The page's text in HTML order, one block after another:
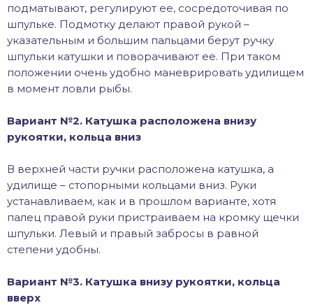
подматывают, регулируют ее, сосредоточивая по
шпульке. Подмотку делают правой рукой –
указательным и большим пальцами берут ручку
шпульки катушки и поворачивают ее. При таком
положении очень удобно маневрировать удилищем
в момент ловли рыбы.
Вариант №2. Катушка расположена внизу
рукоятки, кольца вниз
В верхней части ручки расположена катушка, а
удилище – стопорными кольцами вниз. Руки
устанавливаем, как и в прошлом варианте, хотя
палец правой руки пристраиваем на кромку щечки
шпульки. Левый и правый забросы в равной
степени удобны.
Вариант №3. Катушка внизу рукоятки, кольца
вверх